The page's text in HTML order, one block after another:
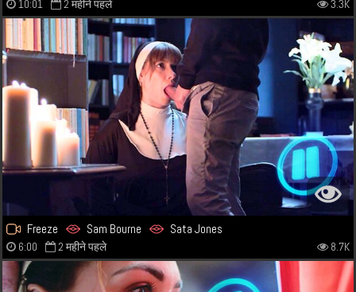
10:01 2 महीने पहले 3.3K
Freeze Sam Bourne Sata Jones
6:00 2 महीने पहले 8.7K